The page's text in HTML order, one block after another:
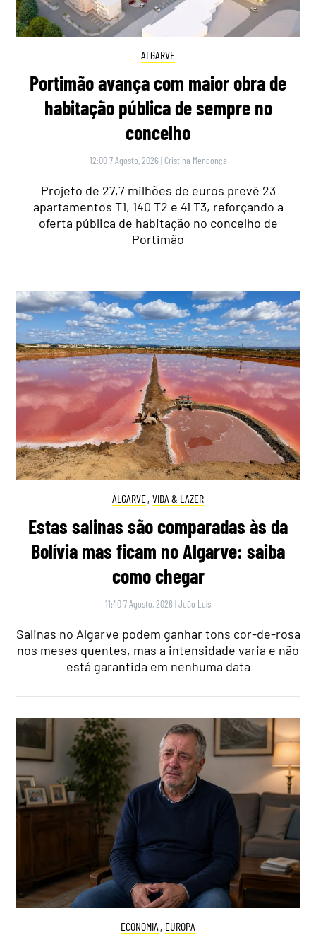
ALGARVE
Portimão avança com maior obra de
habitação pública de sempre no
concelho
12:00 7 Agosto, 2026 | Cristina Mendonça
Projeto de 27,7 milhões de euros prevê 23
apartamentos T1, 140 T2 e 41 T3, reforçando a
oferta pública de habitação no concelho de
Portimão
ALGARVE, VIDA & LAZER
Estas salinas são comparadas às da
Bolívia mas ficam no Algarve: saiba
como chegar
11:40 7 Agosto, 2026 |João Luís
Salinas no Algarve podem ganhar tons cor-de-rosa
nos meses quentes, mas a intensidade varia e não
está garantida em nenhuma data
ECONOMIA , EUROPA